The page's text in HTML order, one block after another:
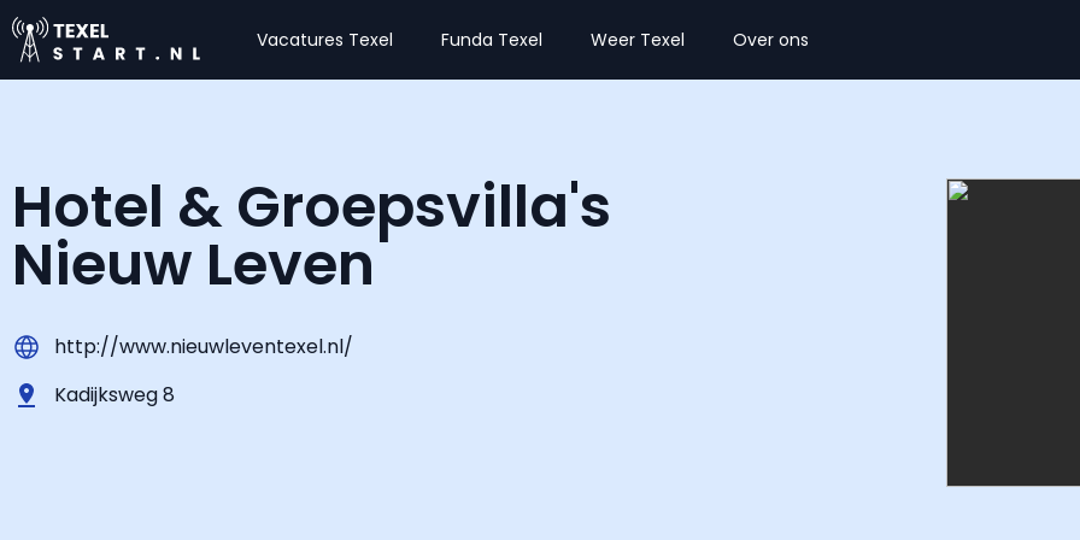
Vacatures Texel Funda Texel Weer Texel Over ons
Hotel & Groepsvilla's
Nieuw Leven
http://www.nieuwleventexel.nl/
Kadijksweg 8